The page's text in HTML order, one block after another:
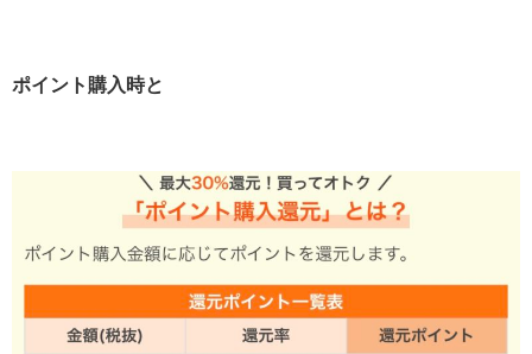
ポイント購入時と